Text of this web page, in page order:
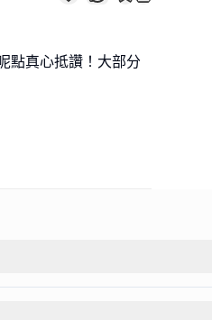
點真心抵讚！大部分